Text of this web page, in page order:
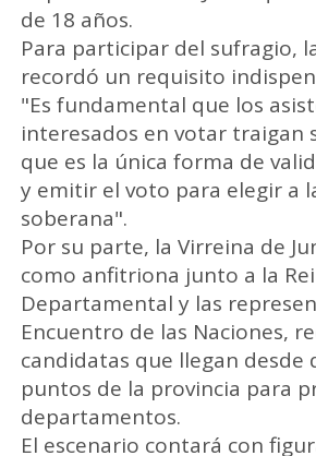
de 18 años.
Para participar del sufragio,
recordó un requisito
"Es fundamental que los
interesados en votar traigan
que es la única forma de
y emitir el voto para elegir a
soberana".
Por su parte, la Virreina de
como anfitriona junto a la
Departamental y las
Encuentro de las Naciones,
candidatas que llegan desde
puntos de la provincia para
departamentos.
El escenario contará con